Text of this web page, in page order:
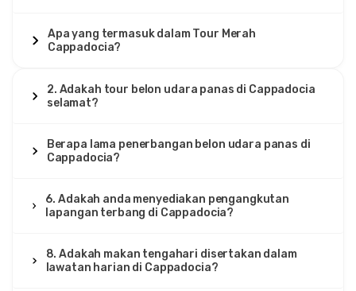
Apa yang termasuk dalam Tour Merah
Cappadocia?
2. Adakah tour belon udara panas di Cappadocia
selamat?
Berapa lama penerbangan belon udara panas di
Cappadocia?
6. Adakah anda menyediakan pengangkutan
lapangan terbang di Cappadocia?
8. Adakah makan tengahari disertakan dalam
lawatan harian di Cappadocia?